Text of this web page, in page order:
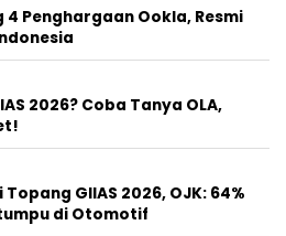
4 Penghargaan Ookla, Resmi
2026? Coba Tanya OLA,
GIIAS 2026, OJK: 64%
di Otomotif